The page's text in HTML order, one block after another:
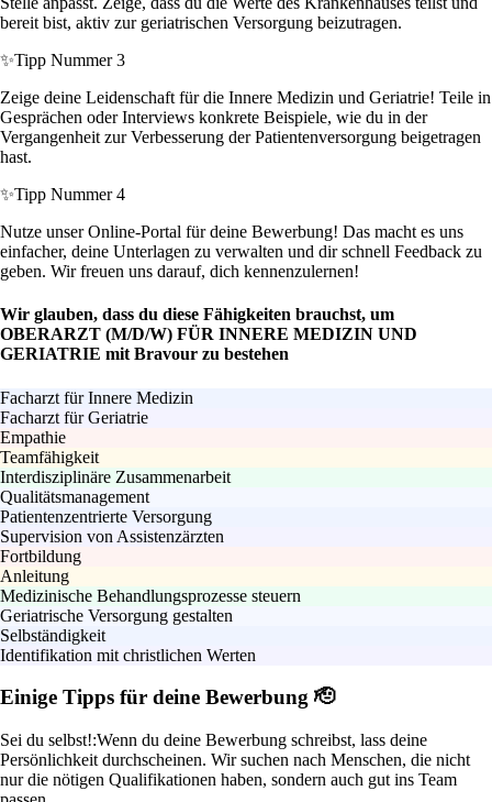
bereit bist, aktiv zur geriatrischen Versorgung beizutragen.
✨Tipp Nummer 3
Zeige deine Leidenschaft für die Innere Medizin und Geriatrie! Teile in
Gesprächen oder Interviews konkrete Beispiele, wie du in der
Vergangenheit zur Verbesserung der Patientenversorgung beigetragen
hast.
✨Tipp Nummer 4
Nutze unser Online-Portal für deine Bewerbung! Das macht es uns
einfacher, deine Unterlagen zu verwalten und dir schnell Feedback zu
geben. Wir freuen uns darauf, dich kennenzulernen!
Wir glauben, dass du diese Fähigkeiten brauchst, um
OBERARZT (M/D/W) FÜR INNERE MEDIZIN UND
GERIATRIE mit Bravour zu bestehen
Facharzt für Innere Medizin
Facharzt für Geriatrie
Empathie
Teamfähigkeit
Interdisziplinäre Zusammenarbeit
Qualitätsmanagement
Patientenzentrierte Versorgung
Supervision von Assistenzärzten
Fortbildung
Anleitung
Medizinische Behandlungsprozesse steuern
Geriatrische Versorgung gestalten
Selbständigkeit
Identifikation mit christlichen Werten
Einige Tipps für deine Bewerbung 🫡
Sei du selbst!:Wenn du deine Bewerbung schreibst, lass deine
Persönlichkeit durchscheinen. Wir suchen nach Menschen, die nicht
nur die nötigen Qualifikationen haben, sondern auch gut ins Team